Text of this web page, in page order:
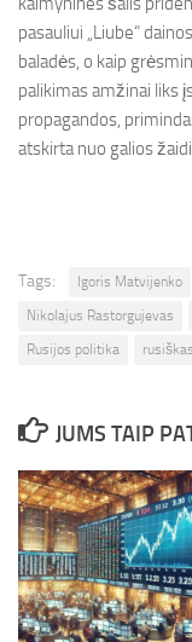
pasauliui „Liube“
baladės, o kaip
palikimas amžinai liks
propagandos,
atskirta nuo galios
Tags: Igoris Matvijenko
Nikolajus Rastorgujevas
Rusijos politika
JUMS TAIP